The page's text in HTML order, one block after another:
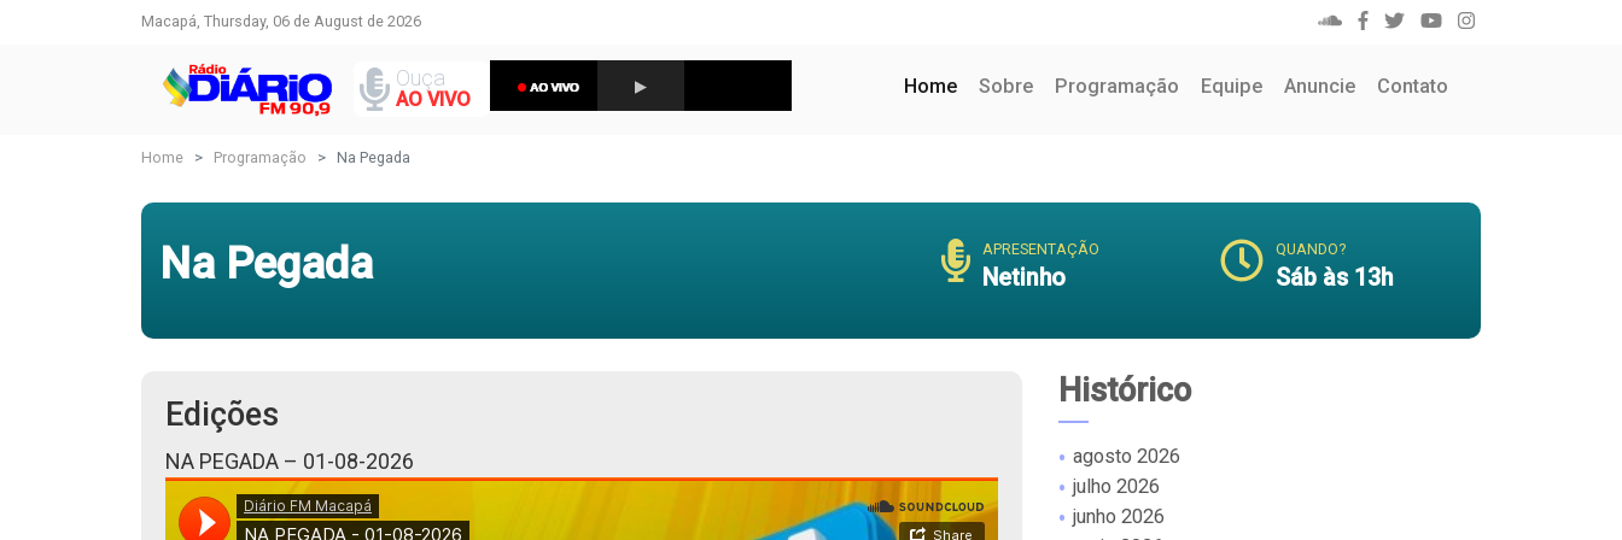
Macapá, Thursday, 06 de August de 2026
Ouça
AO VIVO
Home(current)
Sobre Programação Equipe Anuncie Contato
Home Programação Na Pegada
Na Pegada APRESENTAÇÃO
Netinho
QUANDO?
Sáb às 13h
Edições
NA PEGADA – 01-08-2026
Histórico
agosto 2026
julho 2026
junho 2026